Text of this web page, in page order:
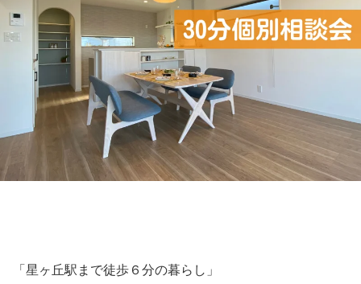
「星ヶ丘駅まで徒歩６分の暮らし」